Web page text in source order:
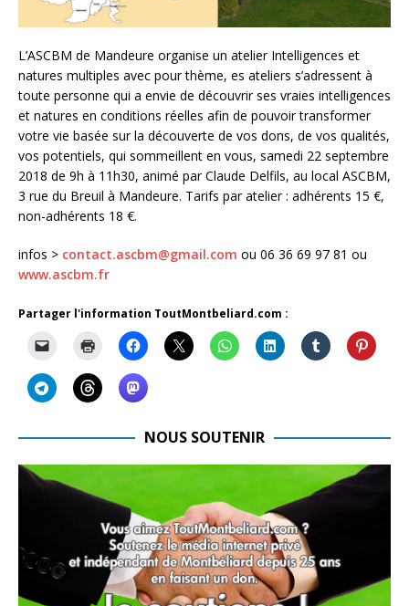
L’ASCBM de Mandeure organise un atelier Intelligences et
natures multiples avec pour thème, es ateliers s’adressent à
toute personne qui a envie de découvrir ses vraies intelligences
et natures en conditions réelles afin de pouvoir transformer
votre vie basée sur la découverte de vos dons, de vos qualités,
vos potentiels, qui sommeillent en vous, samedi 22 septembre
2018 de 9h à 11h30, animé par Claude Delfils, au local ASCBM,
3 rue du Breuil à Mandeure. Tarifs par atelier : adhérents 15 €,
non-adhérents 18 €.
infos > contact.ascbm@gmail.com ou 06 36 69 97 81 ou
www.ascbm.fr
Partager l'information ToutMontbeliard.com :
NOUS SOUTENIR